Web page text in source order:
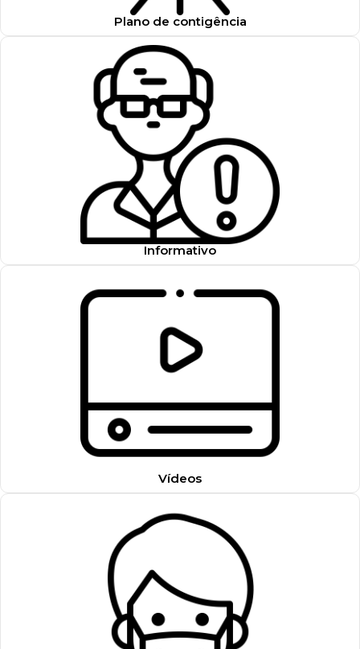
Plano de contigência
Informativo
Vídeos